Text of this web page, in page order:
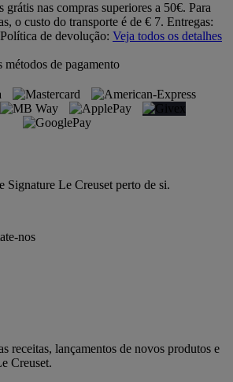
grátis nas compras superiores a 50€. Para
o custo do transporte é de € 7. Entregas:
Política de devolução: Veja todos os detalhes
métodos de pagamento
Signature Le Creuset perto de si.
nos
receitas, lançamentos de novos produtos e
Creuset.